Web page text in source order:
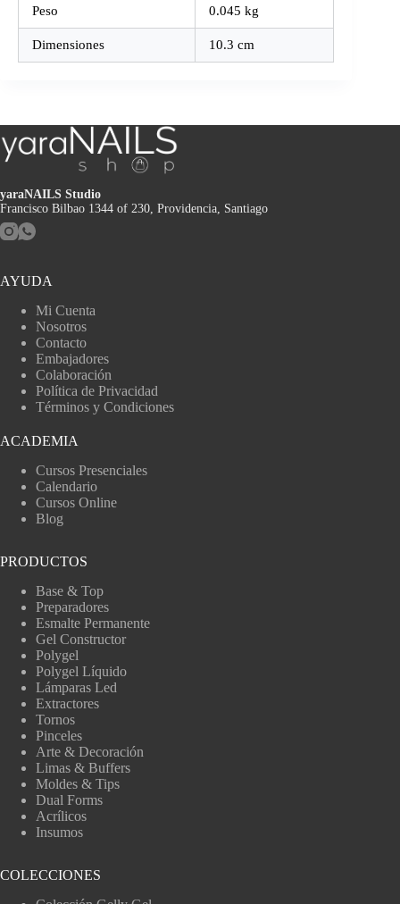
Peso 0.045 kg
Dimensiones 10.3 cm
yaraNAILS Studio
Francisco Bilbao 1344 of 230, Providencia, Santiago
AYUDA
Mi Cuenta
Nosotros
Contacto
Embajadores
Colaboración
Política de Privacidad
Términos y Condiciones
ACADEMIA
Cursos Presenciales
Calendario
Cursos Online
Blog
PRODUCTOS
Base & Top
Preparadores
Esmalte Permanente
Gel Constructor
Polygel
Polygel Líquido
Lámparas Led
Extractores
Tornos
Pinceles
Arte & Decoración
Limas & Buffers
Moldes & Tips
Dual Forms
Acrílicos
Insumos
COLECCIONES